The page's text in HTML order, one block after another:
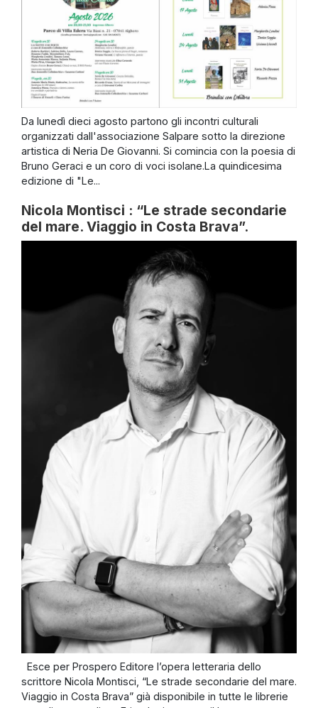
Da lunedì dieci agosto partono gli incontri culturali
organizzati dall'associazione Salpare sotto la direzione
artistica di Neria De Giovanni. Si comincia con la poesia di
Bruno Geraci e un coro di voci isolane.La quindicesima
edizione di "Le...
Nicola Montisci : “Le strade secondarie
del mare. Viaggio in Costa Brava”.
Esce per Prospero Editore l’opera letteraria dello
scrittore Nicola Montisci, “Le strade secondarie del mare.
Viaggio in Costa Brava” già disponibile in tutte le librerie